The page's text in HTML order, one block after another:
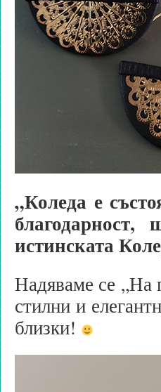
„Коледа е
истинската
Надяваме се „На
стилни и
близки!